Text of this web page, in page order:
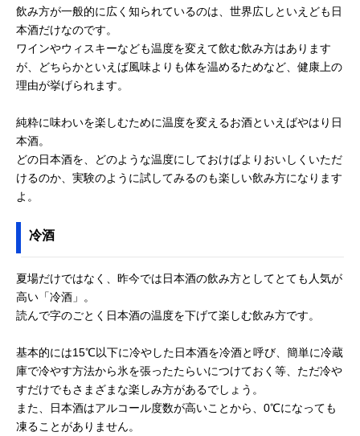
飲み方が一般的に広く知られているのは、世界広しといえども日
本酒だけなのです。
ワインやウィスキーなども温度を変えて飲む飲み方はあります
が、どちらかといえば風味よりも体を温めるためなど、健康上の
理由が挙げられます。
純粋に味わいを楽しむために温度を変えるお酒といえばやはり日
本酒。
どの日本酒を、どのような温度にしておけばよりおいしくいただ
けるのか、実験のように試してみるのも楽しい飲み方になります
よ。
冷酒
夏場だけではなく、昨今では日本酒の飲み方としてとても人気が
高い「冷酒」。
読んで字のごとく日本酒の温度を下げて楽しむ飲み方です。
基本的には15℃以下に冷やした日本酒を冷酒と呼び、簡単に冷蔵
庫で冷やす方法から氷を張ったたらいにつけておく等、ただ冷や
すだけでもさまざまな楽しみ方があるでしょう。
また、日本酒はアルコール度数が高いことから、0℃になっても
凍ることがありません。